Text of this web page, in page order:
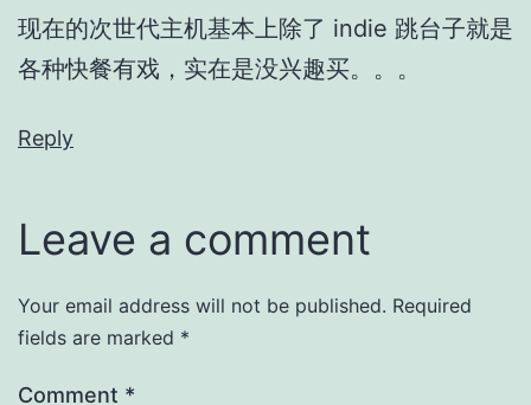
现在的次世代主机基本上除了 indie 跳台子就是
各种快餐有戏，实在是没兴趣买。。。
Reply
Leave a comment
Your email address will not be published. Required
fields are marked *
Comment *